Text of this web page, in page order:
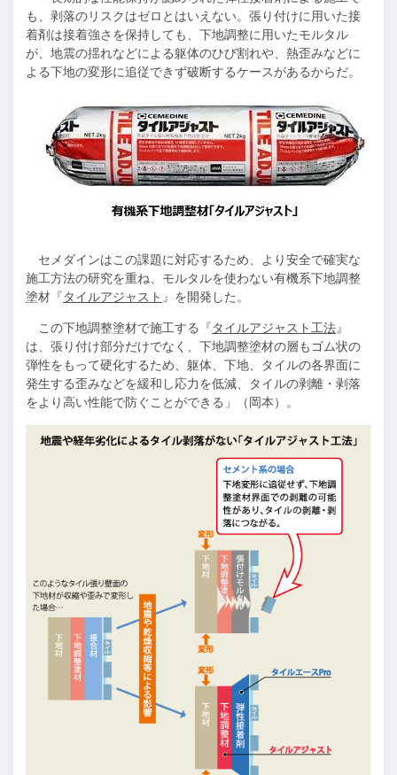
も、剥落のリスクはゼロとはいえない。張り付けに用いた接
着剤は接着強さを保持しても、下地調整に用いたモルタル
が、地震の揺れなどによる躯体のひび割れや、熱歪みなどに
よる下地の変形に追従できず破断するケースがあるからだ。
セメダインはこの課題に対応するため、より安全で確実な
施工方法の研究を重ね、モルタルを使わない有機系下地調整
塗材『 タイルアジャスト 』を開発した。
この下地調整塗材で施工する『 タイルアジャスト工法 』
は、張り付け部分だけでなく、下地調整塗材の層もゴム状の
弾性をもって硬化するため、躯体、下地、タイルの各界面に
発生する歪みなどを緩和し応力を低減、タイルの剥離・剥落
をより高い性能で防ぐことができる」（岡本）。